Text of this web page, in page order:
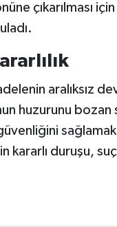
çıkarılması
aralıksız
huzurunu bozan
sağlamak
kararlı duruşu,